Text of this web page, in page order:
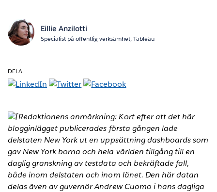
Eillie Anzilotti
Specialist på offentlig verksamhet, Tableau
DELA:
[Redaktionens anmärkning: Kort efter att det här
blogginlägget publicerades första gången lade
delstaten New York ut en uppsättning dashboards som
gav New York-borna och hela världen tillgång till en
daglig granskning av testdata och bekräftade fall,
både inom delstaten och inom länet. Den här datan
delas även av guvernör Andrew Cuomo i hans dagliga